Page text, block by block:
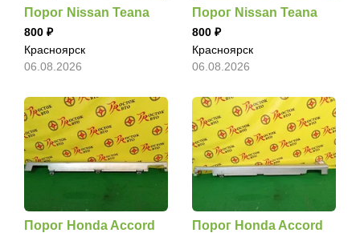
Порог Nissan Teana
800
Красноярск
06.08.2026
Порог Nissan Teana
800
Красноярск
06.08.2026
Порог Honda Accord Порог Honda Accord